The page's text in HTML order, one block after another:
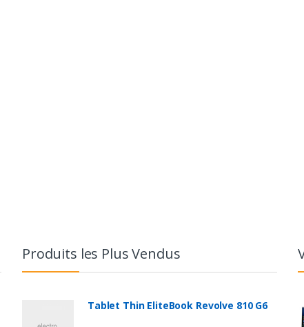
Produits les Plus Vendus
Tablet Thin EliteBook Revolve 810 G6